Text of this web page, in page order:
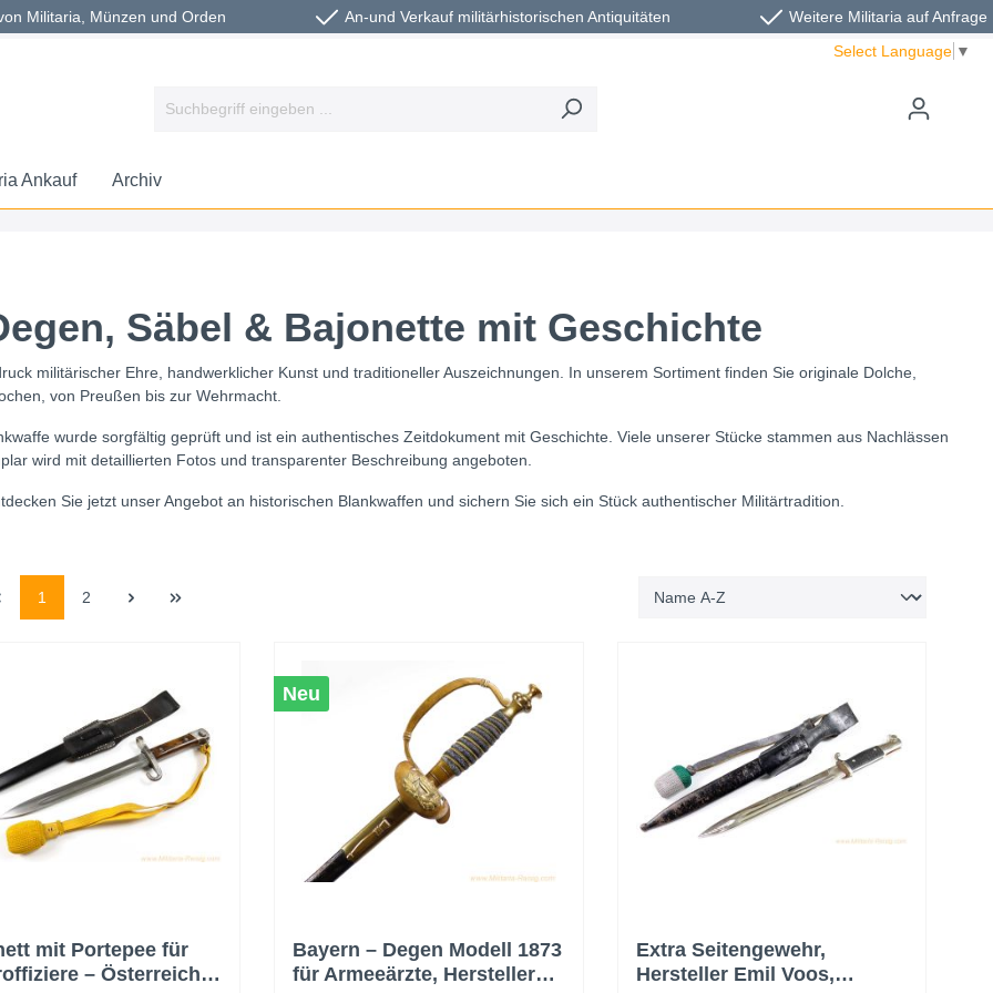
Militaria, Münzen und Orden An-und Verkauf militärhistorischen Antiquitäten
Weitere Militaria auf Anfrage
Select Language ▼
Ankauf Archiv
Säbel & Bajonette mit Geschichte
militärischer Ehre, handwerklicher Kunst und traditioneller Auszeichnungen. In unserem Sortiment finden Sie originale Dolche,
von Preußen bis zur Wehrmacht.
wurde sorgfältig geprüft und ist ein authentisches Zeitdokument mit Geschichte. Viele unserer Stücke stammen aus Nachlässen
wird mit detaillierten Fotos und transparenter Beschreibung angeboten.
Sie jetzt unser Angebot an historischen Blankwaffen und sichern Sie sich ein Stück authentischer Militärtradition.
1 2
mit Portepee für
– Österreich
Neu
Bayern – Degen Modell 1873
für Armeeärzte, Hersteller
Extra Seitengewehr,
Hersteller Emil Voos,